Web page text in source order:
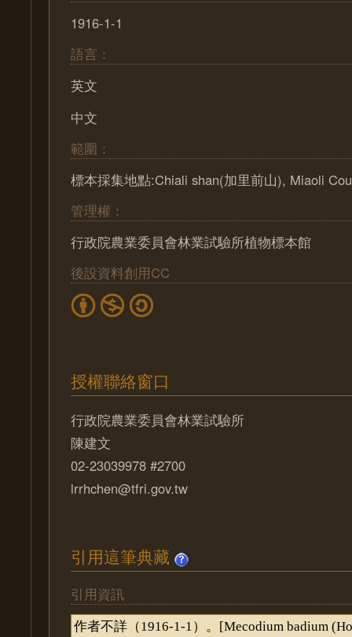
1916-1-1
語言：
英文
中文
範圍：
標本採集地點:Chiali shan(加里前山), Miaoli
管理權：
行政院農業委員會林業試驗所植物標本館
後設資料創用CC
授權聯絡窗口
行政院農業委員會林業試驗所
陳建文
02-23039978 #2700
lrrhchen@tfri.gov.tw
引用這筆典藏
引用資訊